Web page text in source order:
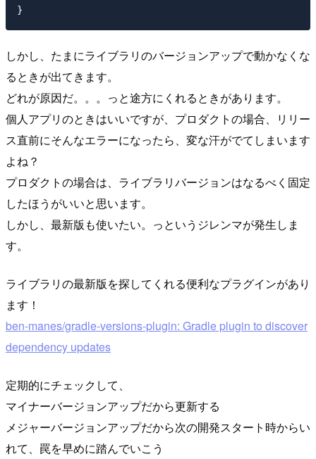
しかし、たまにライブラリのバージョンアップで動かなくな
るときが出てきます。
どれが原因だ。。。っと途方にくれるときがあります。
個人アプリのときはいいですが、プロダクトの場合、リリー
ス直前にそんなエラーになったら、変な汗がでてしまいます
よね？
プロダクトの場合は、ライブラリバージョンはなるべく固定
したほうがいいと思います。
しかし、最新版も使いたい。っというジレンマが発生しま
す。
ライブラリの最新版を探してくれる便利なプラグインがあり
ます！
ben-manes/gradle-versions-plugin: Gradle plugin to discover
dependency updates
定期的にチェックして、
マイナーバージョンアップだから更新する
メジャーバージョンアップだから次の開発スタート時からい
れて、罠を早めに踏んでいこう